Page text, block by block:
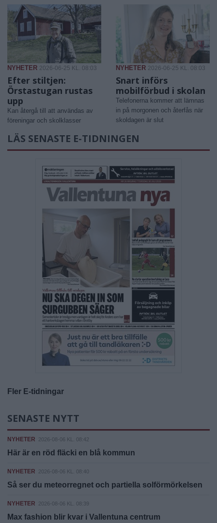
NYHETER 2026-06-25 KL. 08:03
Efter stiltjen:
Örstastugan rustas
upp
Kan återgå till att användas av
föreningar och skolklasser
NYHETER 2026-06-25 KL. 08:03
Snart införs
mobilförbud i skolan
Telefonerna kommer att lämnas
in på morgonen och återfås när
skoldagen är slut
LÄS SENASTE E-TIDNINGEN
Fler E-tidningar
SENASTE NYTT
NYHETER 2026-08-06 KL. 08:42
Här är en röd fläcki en blå kommun
NYHETER 2026-08-06 KL. 08:40
Så ser du meteorregnet och partiella solförmörkelsen
NYHETER 2026-08-06 KL. 08:39
Max fashion blir kvar i Vallentuna centrum